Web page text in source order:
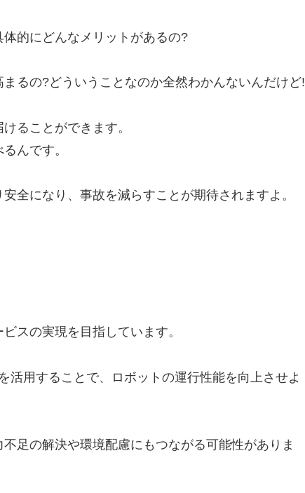
的にどんなメリットがあるの?
るの?どういうことなのか全然わかんないんだけど!
ることができます。
んです。
全になり、事故を減らすことが期待されますよ。
スの実現を目指しています。
活用することで、ロボットの運行性能を向上させよ
足の解決や環境配慮にもつながる可能性がありま